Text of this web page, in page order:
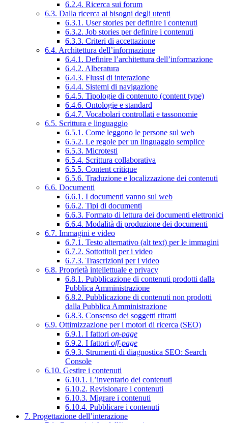
6.2.4. Ricerca sui forum
6.3. Dalla ricerca ai bisogni degli utenti
6.3.1. User stories per definire i contenuti
6.3.2. Job stories per definire i contenuti
6.3.3. Criteri di accettazione
6.4. Architettura dell’informazione
6.4.1. Definire l’architettura dell’informazione
6.4.2. Alberatura
6.4.3. Flussi di interazione
6.4.4. Sistemi di navigazione
6.4.5. Tipologie di contenuto (content type)
6.4.6. Ontologie e standard
6.4.7. Vocabolari controllati e tassonomie
6.5. Scrittura e linguaggio
6.5.1. Come leggono le persone sul web
6.5.2. Le regole per un linguaggio semplice
6.5.3. Microtesti
6.5.4. Scrittura collaborativa
6.5.5. Content critique
6.5.6. Traduzione e localizzazione dei contenuti
6.6. Documenti
6.6.1. I documenti vanno sul web
6.6.2. Tipi di documenti
6.6.3. Formato di lettura dei documenti elettronici
6.6.4. Modalità di produzione dei documenti
6.7. Immagini e video
6.7.1. Testo alternativo (alt text) per le immagini
6.7.2. Sottotitoli per i video
6.7.3. Trascrizioni per i video
6.8. Proprietà intellettuale e privacy
6.8.1. Pubblicazione di contenuti prodotti dalla
Pubblica Amministrazione
6.8.2. Pubblicazione di contenuti non prodotti
dalla Pubblica Amministrazione
6.8.3. Consenso dei soggetti ritratti
6.9. Ottimizzazione per i motori di ricerca (SEO)
6.9.1. I fattori on-page
6.9.2. I fattori off-page
6.9.3. Strumenti di diagnostica SEO: Search
Console
6.10. Gestire i contenuti
6.10.1. L’inventario dei contenuti
6.10.2. Revisionare i contenuti
6.10.3. Migrare i contenuti
6.10.4. Pubblicare i contenuti
7. Progettazione dell’interazione